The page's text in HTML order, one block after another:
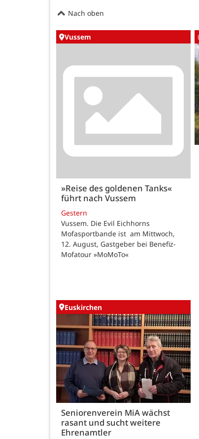
Nach oben
Vussem
»Reise des goldenen Tanks«
führt nach Vussem
Gestern
Vussem. Die Evil Eichhorns
Mofasportbande ist am Mittwoch,
12. August, Gastgeber bei Benefiz-
Mofatour »MoMoTo«
Euskirchen
Seniorenverein MiA wächst
rasant und sucht weitere
Ehrenamtler